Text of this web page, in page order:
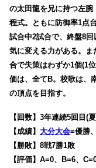
の太田龍を兄に持つ左腕
程式。ともに防御率1点
試合中2試合で、終盤8
気に変える力がある。
合で失策はわずか1個(1
価は、全てB。校歌は、
の頂点を目指す。
【回数】3年連続5回目(
【成績】大分大会=優勝、
【勝敗】8戦7勝1敗
【評価】A=0、B=6、